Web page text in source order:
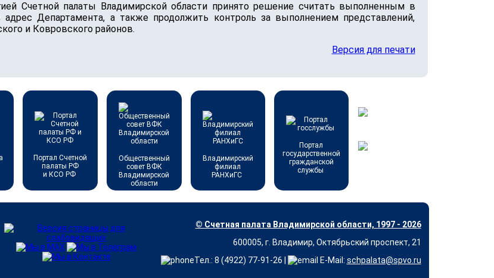
Счетной палаты Владимирской области принято решение считать выполненным в
Департамента, а также продолжить контроль за выполнением представлений,
и Ковровского районов.
Версия для печати
Портал Счетной
палаты РФ
и КСО РФ
Общественный
совет ВФК
Владимирской
области
Владимирский
филиал
РАНХиГС
Портал
государственной
гражданской
службы
© Счетная палата Владимирской области, 1997 - 2026
600005, г. Владимир, Октябрьский проспект, 21
Тел.: 8 (4922) 77-91-26 |
E-Mail: schpalata@spvo.ru